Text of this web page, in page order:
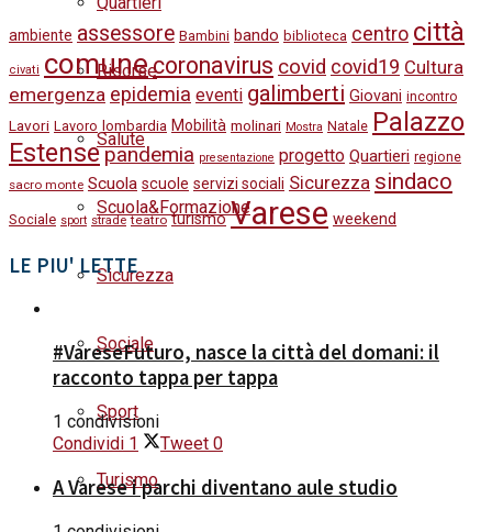
Risorse
Salute
Scuola&Formazione
Sicurezza
Sociale
Sport
Turismo
ambiente assessore Bambini bando biblioteca centro città
civati comunecoronavirus covid covid19 Cultura
emergenza epidemia eventi galimberti Giovani incontro
Lavori Lavoro lombardia Mobilità molinari Mostra Natale Palazzo
Estensepandemia presentazione progetto Quartieri regione
sacro monte Scuola scuole servizi sociali Sicurezza sindaco
Sociale sport strade teatro turismo Varese weekend
LE PIU' LETTE
#VareseFuturo, nasce la città del domani: il
racconto tappa per tappa
1 condivisioni
Condividi 1 Tweet 0
A Varese i parchi diventano aule studio